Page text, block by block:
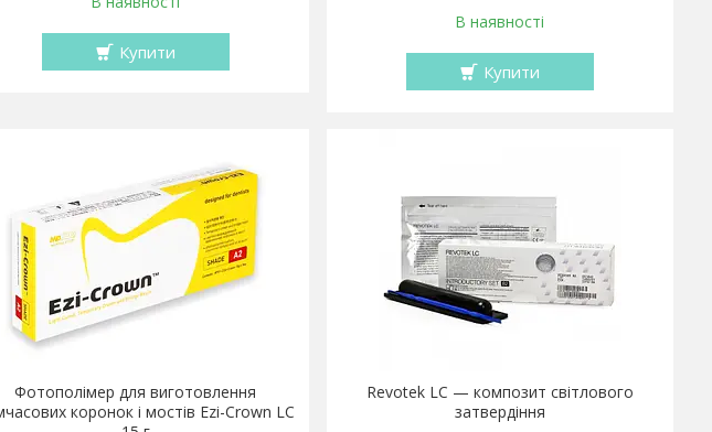
Купити
В наявності
Купити
Фотополімер для виготовлення
коронок і мостів Ezi-Crown LC
Revotek LC — композит світлового
затвердіння